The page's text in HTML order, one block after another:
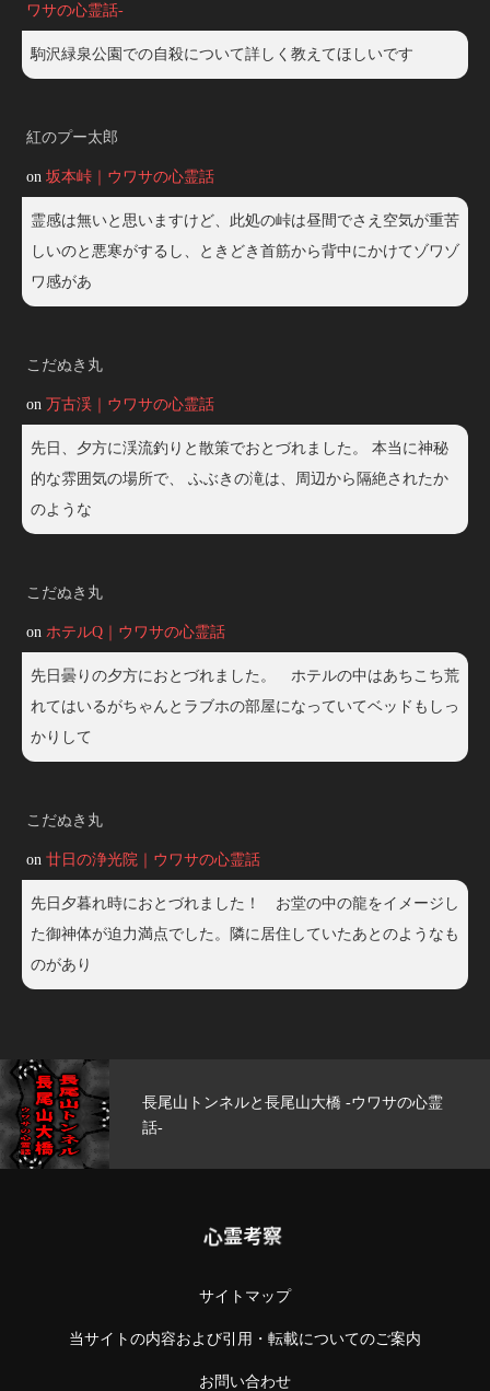
ワサの心霊話-
駒沢緑泉公園での自殺について詳しく教えてほしいです
紅のプー太郎
on 坂本峠｜ウワサの心霊話
霊感は無いと思いますけど、此処の峠は昼間でさえ空気が重苦
しいのと悪寒がするし、ときどき首筋から背中にかけてゾワゾ
ワ感があ
こだぬき丸
on 万古渓｜ウワサの心霊話
先日、夕方に渓流釣りと散策でおとづれました。 本当に神秘
的な雰囲気の場所で、 ふぶきの滝は、周辺から隔絶されたか
のような
こだぬき丸
on ホテルQ｜ウワサの心霊話
先日曇りの夕方におとづれました。 ホテルの中はあちこち荒
れてはいるがちゃんとラブホの部屋になっていてベッドもしっ
かりして
こだぬき丸
on 廿日の浄光院｜ウワサの心霊話
先日夕暮れ時におとづれました！ お堂の中の龍をイメージし
た御神体が迫力満点でした。隣に居住していたあとのようなも
のがあり
尾山大橋 -ウワサの心霊
玄武洞公園 -ウワ
心霊考察
サイトマップ
当サイトの内容および引用・転載についてのご案内
お問い合わせ